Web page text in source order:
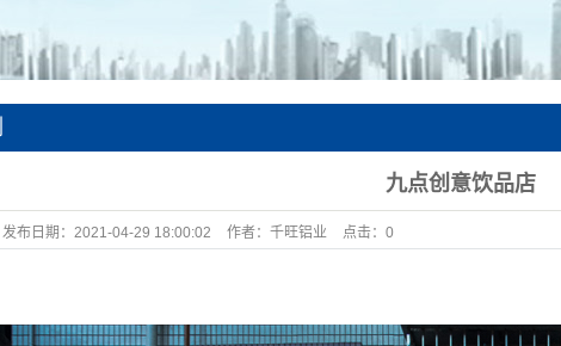
九点创意饮品店
发布日期： 2021-04-29 18:00:02 作者： 千旺铝业 点击： 0